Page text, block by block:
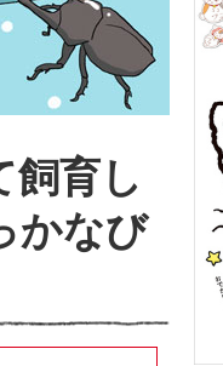
飼育し
かなび